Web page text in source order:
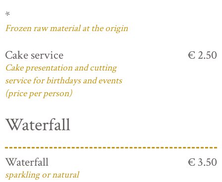
*
Frozen raw material at the origin
Cake service
Cake presentation and cutting
service for birthdays and events
(price per person)
€ 2.50
Waterfall
Waterfall
sparkling or natural
€ 3.50